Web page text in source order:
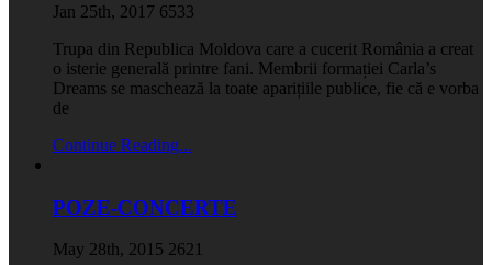
Jan 25th, 2017 6533
Trupa din Republica Moldova care a cucerit România a creat
o isterie generală printre fani. Membrii formației Carla’s
Dreams se maschează la toate aparițiile publice, fie că e vorba
de
Continue Reading...
POZE-CONCERTE
May 28th, 2015 2621